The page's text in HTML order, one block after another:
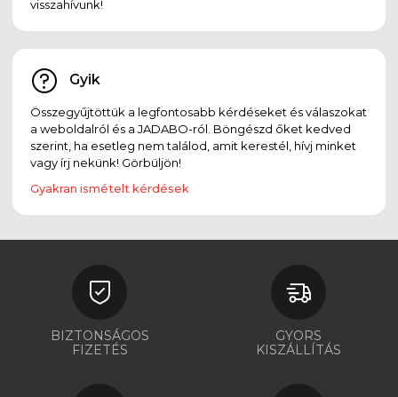
visszahívunk!
Gyik
Összegyűjtöttük a legfontosabb kérdéseket és válaszokat
a weboldalról és a JADABO-ról. Böngészd őket kedved
szerint, ha esetleg nem találod, amit kerestél, hívj minket
vagy írj nekünk! Görbüljön!
Gyakran ismételt kérdések
BIZTONSÁGOS
FIZETÉS
GYORS
KISZÁLLÍTÁS